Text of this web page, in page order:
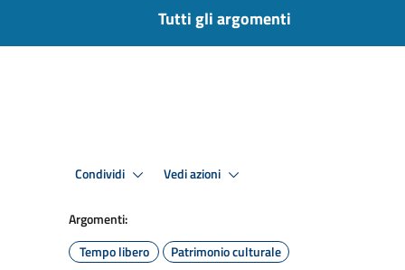
Tutti gli argomenti
Condividi Vedi azioni
Argomenti:
Tempo libero
Patrimonio culturale